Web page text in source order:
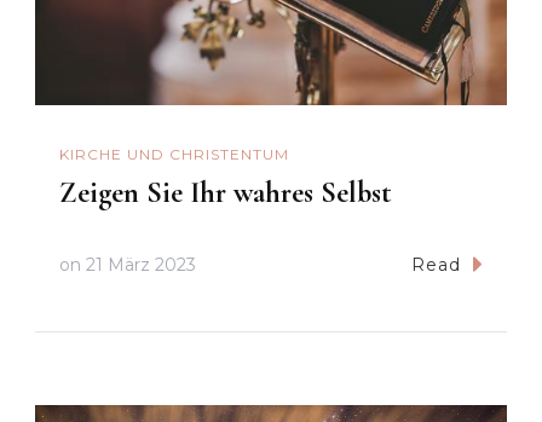
KIRCHE UND CHRISTENTUM
Zeigen Sie Ihr wahres Selbst
on 21 März 2023 Read